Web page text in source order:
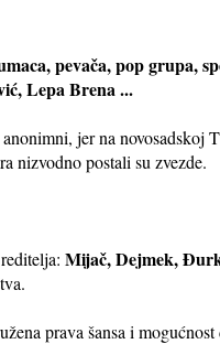
pevača, pop grupa,
Lepa Brena ...
jer na
nizvodno postali su zvezde.
Mijač, Dejmek,
prava šansa i mogućnost